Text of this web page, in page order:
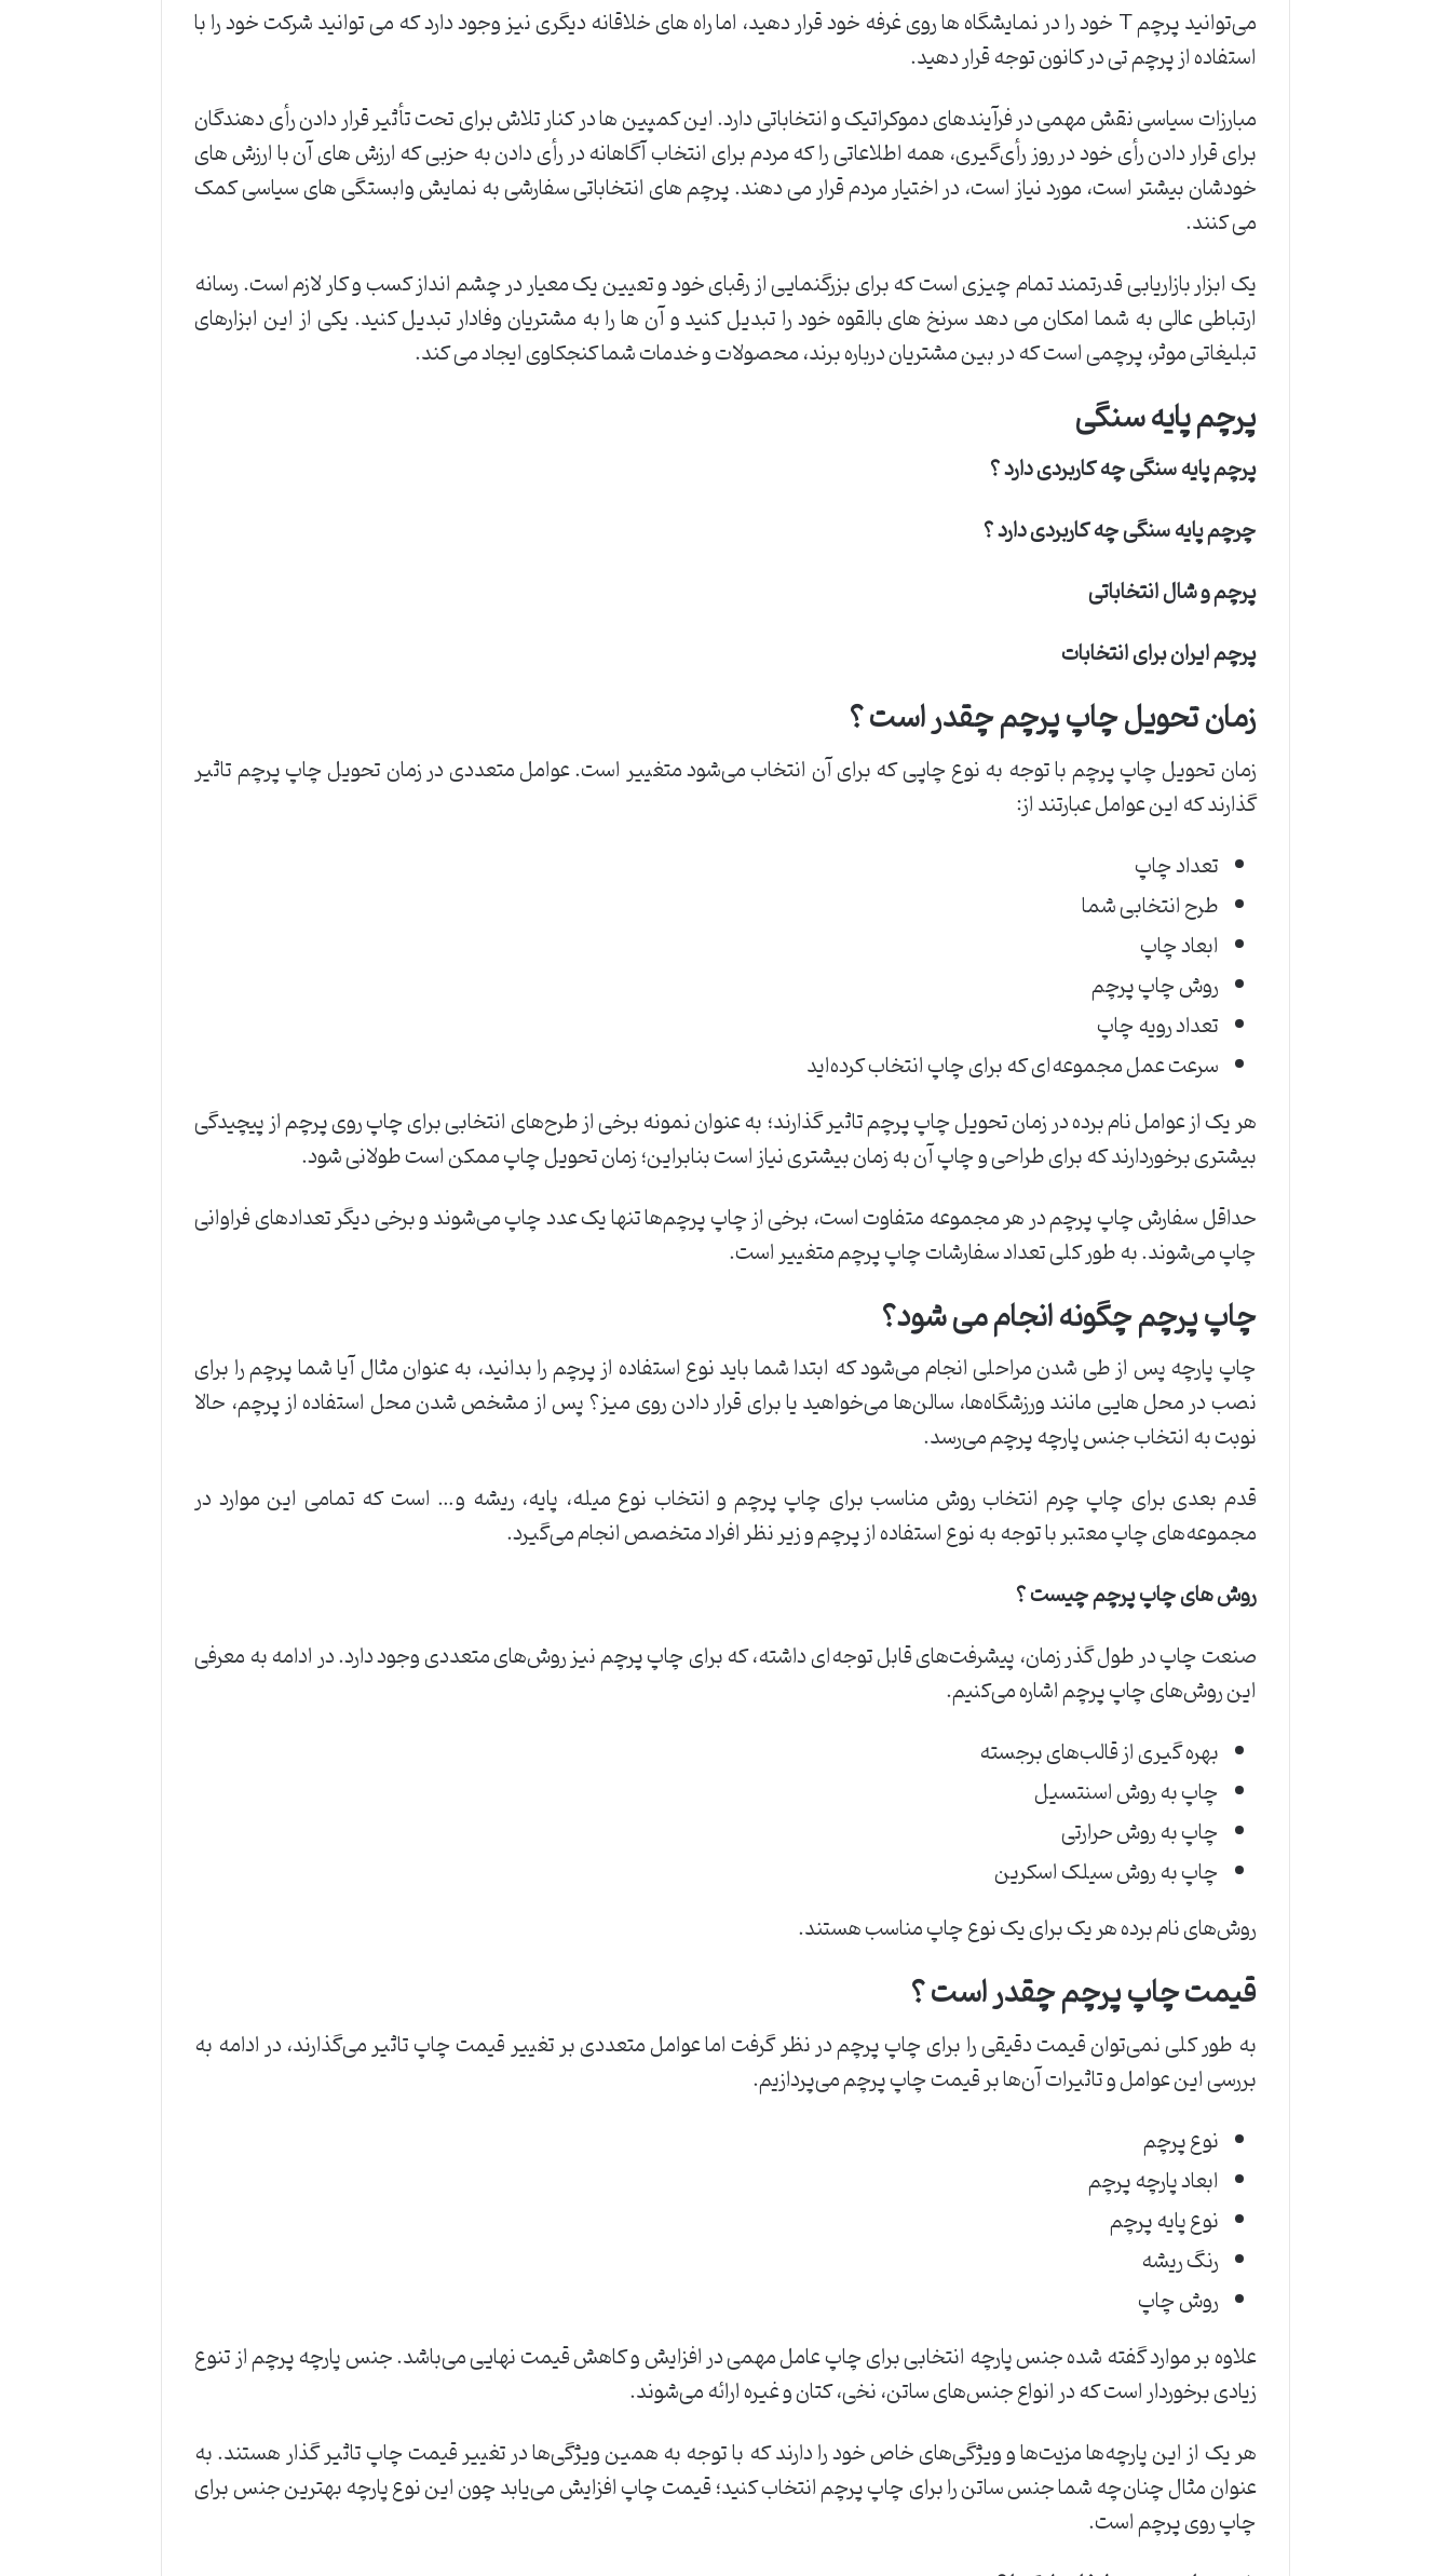
می‌توانید پرچم T خود را در نمایشگاه‌ ها روی غرفه خود قرار دهید، اما راه‌ های خلاقانه دیگری نیز وجود دارد که می‌ توانید شرکت خود را با
استفاده از پرچم تی در کانون توجه قرار دهید.
مبارزات سیاسی نقش مهمی در فرآیندهای دموکراتیک و انتخاباتی دارد. این کمپین ‌ها در کنار تلاش برای تحت تأثیر قرار دادن رأی‌ دهندگان
برای قرار دادن رأی خود در روز رأی‌گیری، همه اطلاعاتی را که مردم برای انتخاب آگاهانه در رأی دادن به حزبی که ارزش‌ های آن با ارزش ‌های
خودشان بیشتر است، مورد نیاز است، در اختیار مردم قرار می ‌دهند. پرچم ‌های انتخاباتی سفارشی به نمایش وابستگی ‌های سیاسی کمک
می کنند.
یک ابزار بازاریابی قدرتمند تمام چیزی است که برای بزرگنمایی از رقبای خود و تعیین یک معیار در چشم انداز کسب و کار لازم است. رسانه
ارتباطی عالی به شما امکان می دهد سرنخ های بالقوه خود را تبدیل کنید و آن ها را به مشتریان وفادار تبدیل کنید. یکی از این ابزارهای
تبلیغاتی موثر، پرچمی است که در بین مشتریان درباره برند، محصولات و خدمات شما کنجکاوی ایجاد می کند.
پرچم پایه سنگی
پرچم پایه سنگی چه کاربردی دارد ؟
چرچم پایه سنگی چه کاربردی دارد ؟
پرچم و شال انتخاباتی
پرچم ایران برای انتخابات
زمان تحویل چاپ پرچم چقدر است ؟
زمان تحویل چاپ پرچم با توجه به نوع چاپی که برای آن انتخاب می‌شود متغییر است. عوامل متعددی در زمان تحویل چاپ پرچم تاثیر
گذارند که این عوامل عبارتند از:
تعداد چاپ
طرح انتخابی شما
ابعاد چاپ
روش چاپ پرچم
تعداد رویه چاپ
سرعت عمل مجموعه‌ای که برای چاپ انتخاب کرده‌اید
هر یک از عوامل نام‌ برده در زمان تحویل چاپ پرچم تاثیر گذارند؛ به عنوان نمونه برخی از طرح‌های انتخابی برای چاپ روی پرچم از پیچیدگی
بیشتری برخوردارند که برای طراحی و چاپ آن به زمان بیشتری نیاز است بنابراین؛ زمان تحویل چاپ ممکن است طولانی شود.
حداقل سفارش چاپ پرچم در هر مجموعه متفاوت است، برخی از چاپ پرچم‌ها تنها یک عدد چاپ می‌شوند و برخی دیگر تعدادهای فراوانی
چاپ می‌شوند. به طور کلی تعداد سفارشات چاپ پرچم متغییر است.
چاپ پرچم چگونه انجام می شود؟
چاپ پارچه پس از طی شدن مراحلی انجام می‌شود که ابتدا شما باید نوع استفاده از پرچم را بدانید، به عنوان مثال آیا شما پرچم را برای
نصب در محل ‌هایی مانند ورزشگاه‌ها، سالن‌ها می‌خواهید یا برای قرار دادن روی میز؟ پس از مشخص شدن محل استفاده از پرچم، حالا
نوبت به انتخاب جنس پارچه پرچم می‌رسد.
قدم بعدی برای چاپ چرم انتخاب روش مناسب برای چاپ پرچم و انتخاب نوع میله، پایه، ریشه و… است که تمامی این موارد در
مجموعه‌های چاپ معتبر با توجه به نوع استفاده از پرچم و زیر نظر افراد متخصص انجام می‌گیرد.
روش های چاپ پرچم چیست ؟
صنعت چاپ در طول گذر زمان، پیشرفت‌های قابل توجه‌ای داشته، که برای چاپ پرچم نیز روش‌های متعددی وجود دارد. در ادامه به معرفی
این روش‌های چاپ پرچم اشاره می‌کنیم.
بهره گیری از قالب‌های برجسته
چاپ به روش اسنتسیل
چاپ به روش حرارتی
چاپ به روش سیلک اسکرین
روش‌های نام برده هر یک برای یک نوع چاپ مناسب هستند.
قیمت چاپ پرچم چقدر است ؟
به طور کلی نمی‌توان قیمت دقیقی را برای چاپ پرچم در نظر گرفت اما عوامل متعددی بر تغییر قیمت چاپ تاثیر می‌گذارند، در ادامه به
بررسی این عوامل و تاثیرات آن‌ها بر قیمت چاپ پرچم می‌پردازیم.
نوع پرچم
ابعاد پارچه پرچم
نوع پایه پرچم
رنگ ریشه
روش چاپ
علاوه بر موارد گفته شده جنس پارچه انتخابی برای چاپ عامل مهمی در افزایش و کاهش قیمت نهایی می‌باشد. جنس پارچه پرچم از تنوع
زیادی برخوردار است که در انواع جنس‌های ساتن، نخی، کتان و غیره ارائه می‌شوند.
هر یک از این پارچه‌ها مزیت‌ها و ویژگی‌های خاص خود را دارند که با توجه به همین ویژگی‌ها در تغییر قیمت چاپ تاثیر گذار هستند. به
عنوان مثال چنان‌چه شما جنس ساتن را برای چاپ پرچم انتخاب کنید؛ قیمت چاپ افزایش می‌یابد چون این نوع پارچه بهترین جنس برای
چاپ روی پرچم است.